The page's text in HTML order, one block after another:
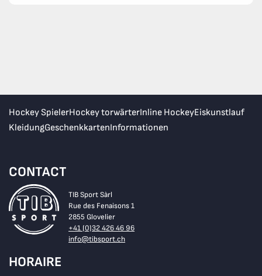
Hockey SpielerHockey torwärterInline HockeyEiskunstlauf
KleidungGeschenkkartenInformationen
CONTACT
TIB Sport Sàrl
Rue des Fenaisons 1
2855 Glovelier
+41 (0)32 426 46 96
info@tibsport.ch
HORAIRE